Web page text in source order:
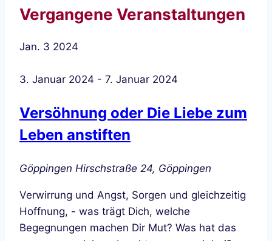
Vergangene Veranstaltungen
Jan. 3 2024
3. Januar 2024 - 7. Januar 2024
Versöhnung oder Die Liebe zum
Leben anstiften
Göppingen Hirschstraße 24, Göppingen
Verwirrung und Angst, Sorgen und gleichzeitig
Hoffnung, - was trägt Dich, welche
Begegnungen machen Dir Mut? Was hat das